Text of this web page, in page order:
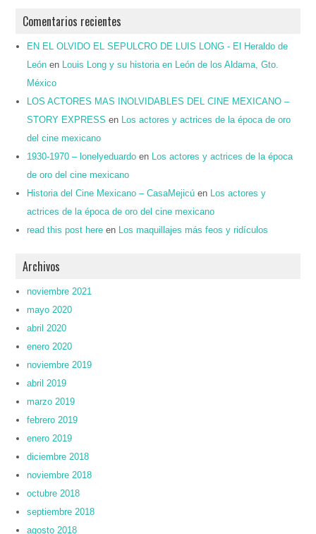
Comentarios recientes
EN EL OLVIDO EL SEPULCRO DE LUIS LONG - El Heraldo de
León en
Louis Long y su historia en León de los Aldama, Gto.
México
LOS ACTORES MAS INOLVIDABLES DEL CINE MEXICANO –
STORY EXPRESS en
Los actores y actrices de la época de oro
del cine mexicano
1930-1970 – lonelyeduardo en
Los actores y actrices de la época
de oro del cine mexicano
Historia del Cine Mexicano – CasaMejicú en
Los actores y
actrices de la época de oro del cine mexicano
read this post here en Los maquillajes más feos y ridículos
Archivos
noviembre 2021
mayo 2020
abril 2020
enero 2020
noviembre 2019
abril 2019
marzo 2019
febrero 2019
enero 2019
diciembre 2018
noviembre 2018
octubre 2018
septiembre 2018
agosto 2018